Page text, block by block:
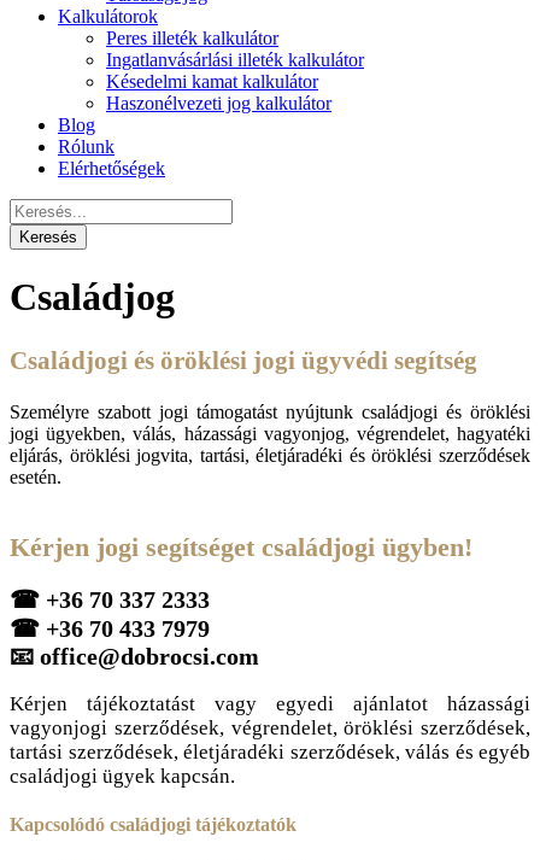
Kalkulátorok
Peres illeték kalkulátor
Ingatlanvásárlási illeték kalkulátor
Késedelmi kamat kalkulátor
Haszonélvezeti jog kalkulátor
Blog
Rólunk
Elérhetőségek
Családjog
Családjogi és öröklési jogi ügyvédi segítség
Személyre szabott jogi támogatást nyújtunk családjogi és öröklési
jogi ügyekben, válás, házassági vagyonjog, végrendelet, hagyatéki
eljárás, öröklési jogvita, tartási, életjáradéki és öröklési szerződések
esetén.
Kérjen jogi segítséget családjogi ügyben!
☎ +36 70 337 2333
☎ +36 70 433 7979
📧 office@dobrocsi.com
Kérjen tájékoztatást vagy egyedi ajánlatot házassági
vagyonjogi szerződések, végrendelet, öröklési szerződések,
tartási szerződések, életjáradéki szerződések, válás és egyéb
családjogi ügyek kapcsán.
Kapcsolódó családjogi tájékoztatók